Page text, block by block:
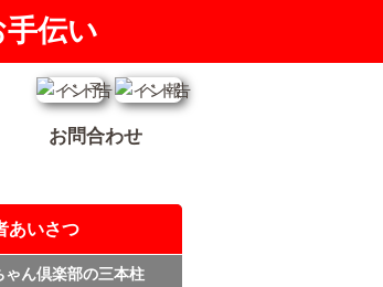
伝い
お問合わせ
あいさつ
ゃん倶楽部の三本柱